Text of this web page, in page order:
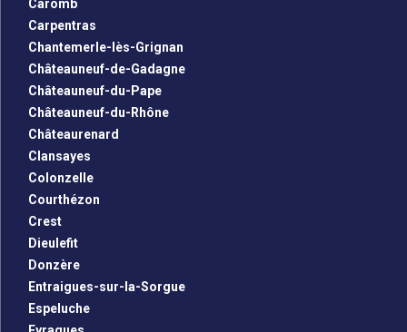
Caromb
Carpentras
Chantemerle-lès-Grignan
Châteauneuf-de-Gadagne
Châteauneuf-du-Pape
Châteauneuf-du-Rhône
Châteaurenard
Clansayes
Colonzelle
Courthézon
Crest
Dieulefit
Donzère
Entraigues-sur-la-Sorgue
Espeluche